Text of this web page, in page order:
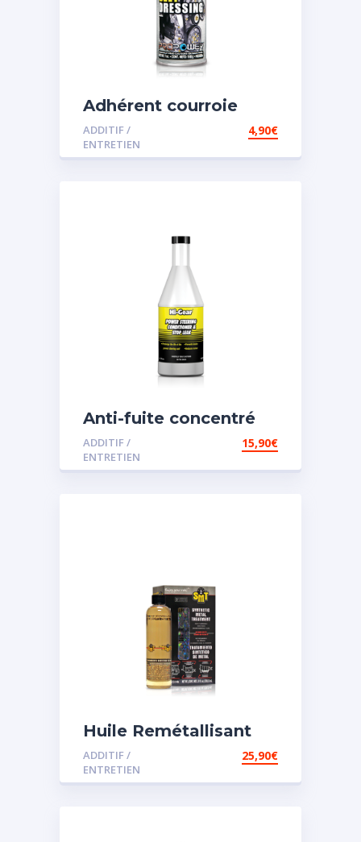
Adhérent courroie
ADDITIF /
ENTRETIEN
4,90€
Anti-fuite concentré
pour direction
assistée
ADDITIF /
ENTRETIEN
15,90€
Huile Remétallisant
Moteur SMT2
ADDITIF /
ENTRETIEN
25,90€